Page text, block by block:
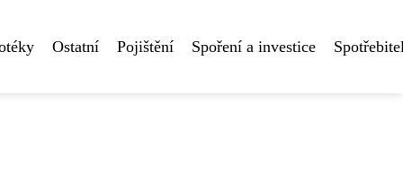
Ostatní Pojištění Spoření a investice